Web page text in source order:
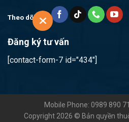
Theo dõi tôi
Đăng ký tư vấn
[contact-form-7 id="434"]
Mobile Phone: 0989 890
Copyright 2026 © Bản quyền